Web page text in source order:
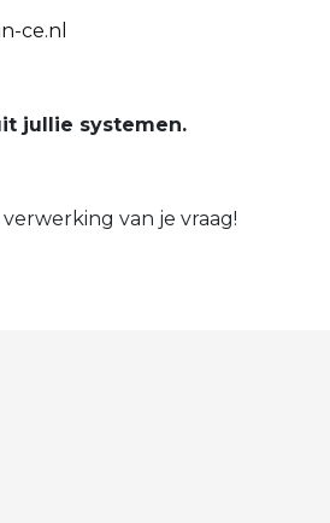
ce.nl
jullie systemen.
van je vraag!